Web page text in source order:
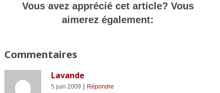
Vous avez apprécié cet article? Vous
aimerez également:
Commentaires
Lavande
5 juin 2009 | Répondre